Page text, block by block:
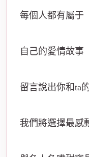
每個人都有屬于
自己的愛情故事
留言說出你和ta
我們將選擇最感